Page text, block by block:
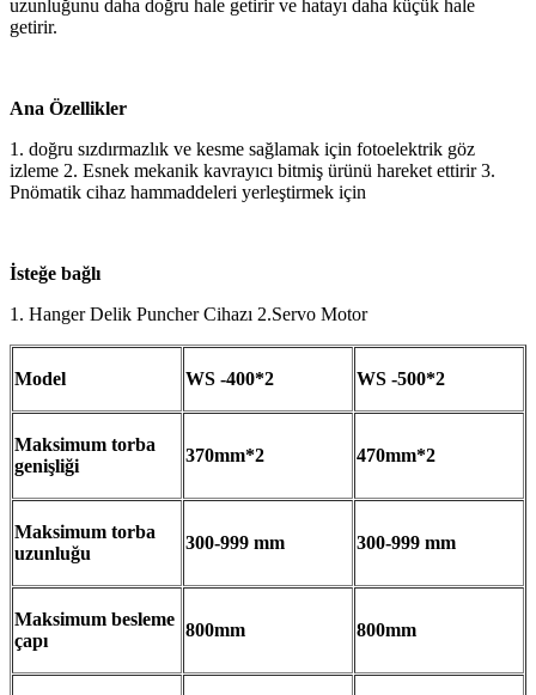
uzunluğunu daha doğru hale getirir ve hatayı daha küçük hale
getirir.
Ana Özellikler
1. doğru sızdırmazlık ve kesme sağlamak için fotoelektrik göz
izleme 2. Esnek mekanik kavrayıcı bitmiş ürünü hareket ettirir 3.
Pnömatik cihaz hammaddeleri yerleştirmek için
İsteğe bağlı
1. Hanger Delik Puncher Cihazı 2.Servo Motor
Model WS -400*2 WS -500*2
Maksimum torba
genişliği
370mm*2 470mm*2
Maksimum torba
uzunluğu
300-999 mm 300-999 mm
Maksimum besleme
çapı
800mm 800mm